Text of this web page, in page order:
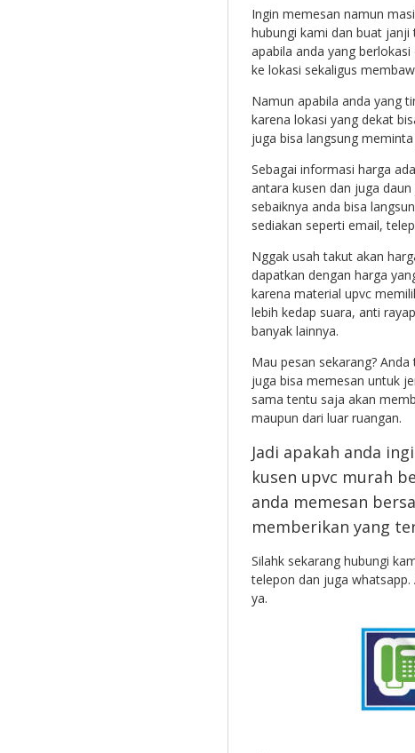
Ingin memesan namun
hubungi kami dan buat janji
apabila anda yang
ke lokasi sekaligus
Namun apabila anda yang
karena lokasi yang dekat
juga bisa langsung
Sebagai informasi harga
antara kusen dan juga
sebaiknya anda bisa
sediakan seperti email,
Nggak usah takut akan
dapatkan dengan harga
karena material upvc
lebih kedap suara, anti
banyak lainnya.
Mau pesan sekarang?
juga bisa memesan untuk
sama tentu saja akan
maupun dari luar ruangan.
Jadi apakah anda
kusen upvc murah
anda memesan
memberikan yang
Silahk sekarang hubungi
telepon dan juga
ya.